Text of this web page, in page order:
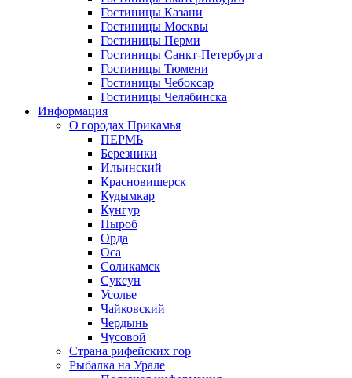
Гостиницы Казани
Гостиницы Москвы
Гостиницы Перми
Гостиницы Санкт-Петербурга
Гостиницы Тюмени
Гостиницы Чебоксар
Гостиницы Челябинска
Информация
О городах Прикамья
ПЕРМЬ
Березники
Ильинский
Красновишерск
Кудымкар
Кунгур
Ныроб
Орда
Оса
Соликамск
Суксун
Усолье
Чайковский
Чердынь
Чусовой
Страна рифейских гор
Рыбалка на Урале